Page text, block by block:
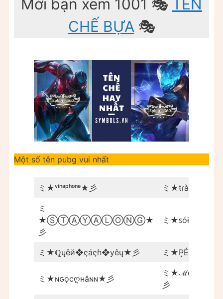
Mời bạn xem 1001 🎭 TÊN
CHẾ BỰA 🎭
Một số tên pubg vui nhất
ミ★ᵛⁱⁿᵃᵖʰᵒⁿᵉ★彡 ミ★ŧɾàツ
ミ
★ⓈⓉⒶⓎⒶⓁⓄⓃⒼ★
彡
ミ★ꜱóɨ★彡
ミ★ℚųêй❖ςáςɦ❖уêų★彡 ミ
ミ★ɴԍọcღнâɴɴ★彡
ミ
彡